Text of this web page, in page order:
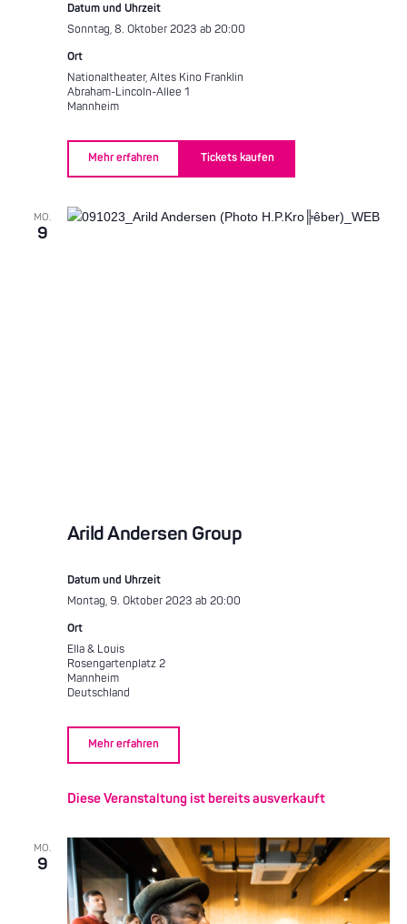
Datum und Uhrzeit
Sonntag, 8. Oktober 2023 ab 20:00
Ort
Nationaltheater, Altes Kino Franklin
Abraham-Lincoln-Allee 1
Mannheim
Mehr erfahren Tickets kaufen
MO.
9
Arild Andersen Group
Datum und Uhrzeit
Montag, 9. Oktober 2023 ab 20:00
Ort
Ella & Louis
Rosengartenplatz 2
Mannheim
Deutschland
Mehr erfahren
Diese Veranstaltung ist bereits ausverkauft
MO.
9